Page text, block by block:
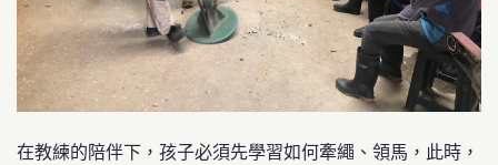
在教練的陪伴下，孩子必須先學習如何牽繩、領馬，此時，